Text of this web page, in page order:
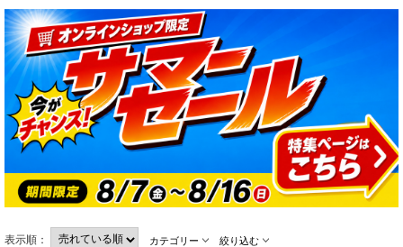
表示順： カテゴリー 絞り込む